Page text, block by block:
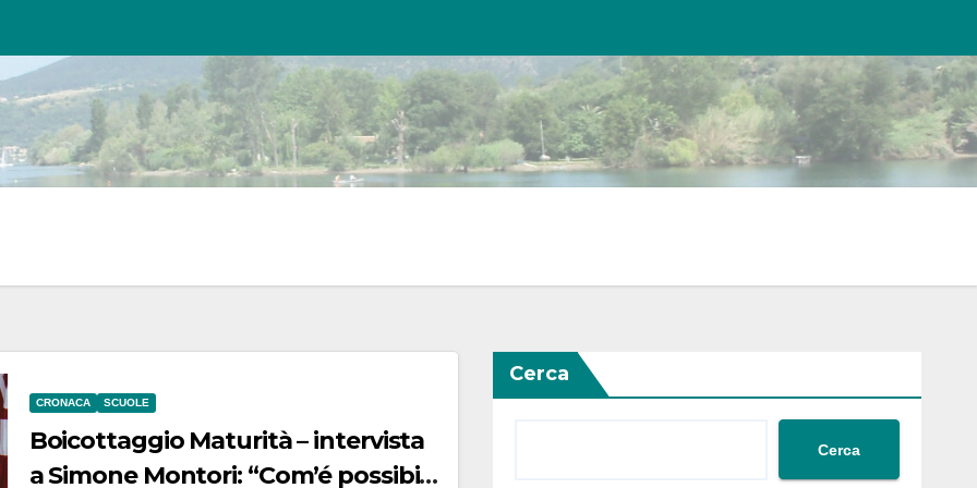
CRONACA SCUOLE
Boicottaggio Maturità – intervista
a Simone Montori: “Com’é possibile
Cerca
Cerca